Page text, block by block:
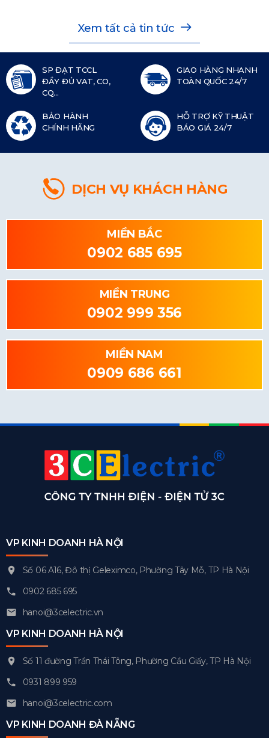
Xem tất cả tin tức
SP ĐẠT TCCL
ĐẦY ĐỦ VAT, CO,
CQ...
GIAO HÀNG NHANH
TOÀN QUỐC 24/7
BẢO HÀNH
CHÍNH HÃNG
HỖ TRỢ KỸ THUẬT
BÁO GIÁ 24/7
DỊCH VỤ KHÁCH HÀNG
MIỀN BẮC
0902 685 695
MIỀN TRUNG
0902 999 356
MIỀN NAM
0909 686 661
VP KINH DOANH HÀ NỘI
Số 06 A16, Đô thị Geleximco, Phường Tây Mỗ, TP Hà Nội
0902 685 695
hanoi@3celectric.vn
VP KINH DOANH HÀ NỘI
Số 11 đường Trần Thái Tông, Phường Cầu Giấy, TP Hà Nội
0931 899 959
hanoi@3celectric.com
VP KINH DOANH ĐÀ NẴNG